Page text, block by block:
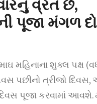
વ્રત છે,
પૂજા મંગળ
મહિનાના શુક્લ પક્ષ
પછીનો ત્રીજો
પૂજા કરવામાં